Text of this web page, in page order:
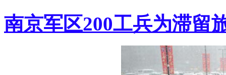
南京军区200工兵为滞留